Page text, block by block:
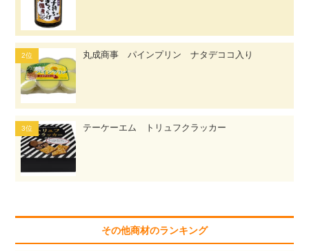
丸成商事 パインプリン ナタデココ入り
テーケーエム トリュフクラッカー
その他商材のランキング